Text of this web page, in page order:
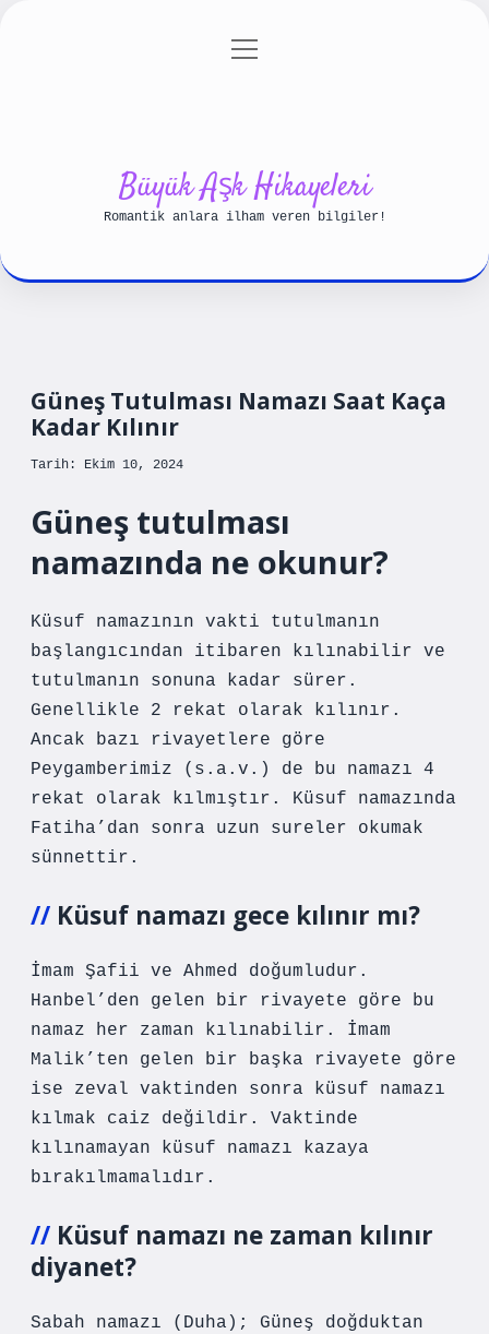
Gizlilik Politikası
menüyü
Büyük Aşk Hikayeleri
Romantik anlara ilham veren bilgiler!
Güneş Tutulması Namazı Saat Kaça
Kadar Kılınır
Tarih: Ekim 10, 2024
Güneş tutulması
namazında ne okunur?
Küsuf namazının vakti tutulmanın
başlangıcından itibaren kılınabilir ve
tutulmanın sonuna kadar sürer.
Genellikle 2 rekat olarak kılınır.
Ancak bazı rivayetlere göre
Peygamberimiz (s.a.v.) de bu namazı 4
rekat olarak kılmıştır. Küsuf namazında
Fatiha’dan sonra uzun sureler okumak
sünnettir.
Küsuf namazı gece kılınır mı?
İmam Şafii ve Ahmed doğumludur.
Hanbel’den gelen bir rivayete göre bu
namaz her zaman kılınabilir. İmam
Malik’ten gelen bir başka rivayete göre
ise zeval vaktinden sonra küsuf namazı
kılmak caiz değildir. Vaktinde
kılınamayan küsuf namazı kazaya
bırakılmamalıdır.
Küsuf namazı ne zaman kılınır
diyanet?
Sabah namazı (Duha); Güneş doğduktan